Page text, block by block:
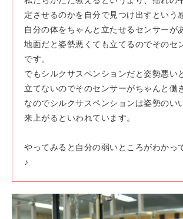
定させるのかを自分で見つけ出すという
自分の体をちゃんと立たせるセンサーが
地面だと姿勢悪くても立てるのでそのセ
です。
でもシルクサスペンションだと姿勢悪い
立てないのでそのセンサーがちゃんと働
なのでシルクサスペンションは姿勢のい
来上がるといわれています。
やってみると自分の弱いところがわかっ
♪